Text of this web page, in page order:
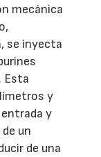
mecánica
se inyecta
Esta
y
y
un
de una